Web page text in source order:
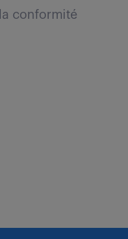
conformité